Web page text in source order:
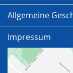
Allgemeine
Impressum